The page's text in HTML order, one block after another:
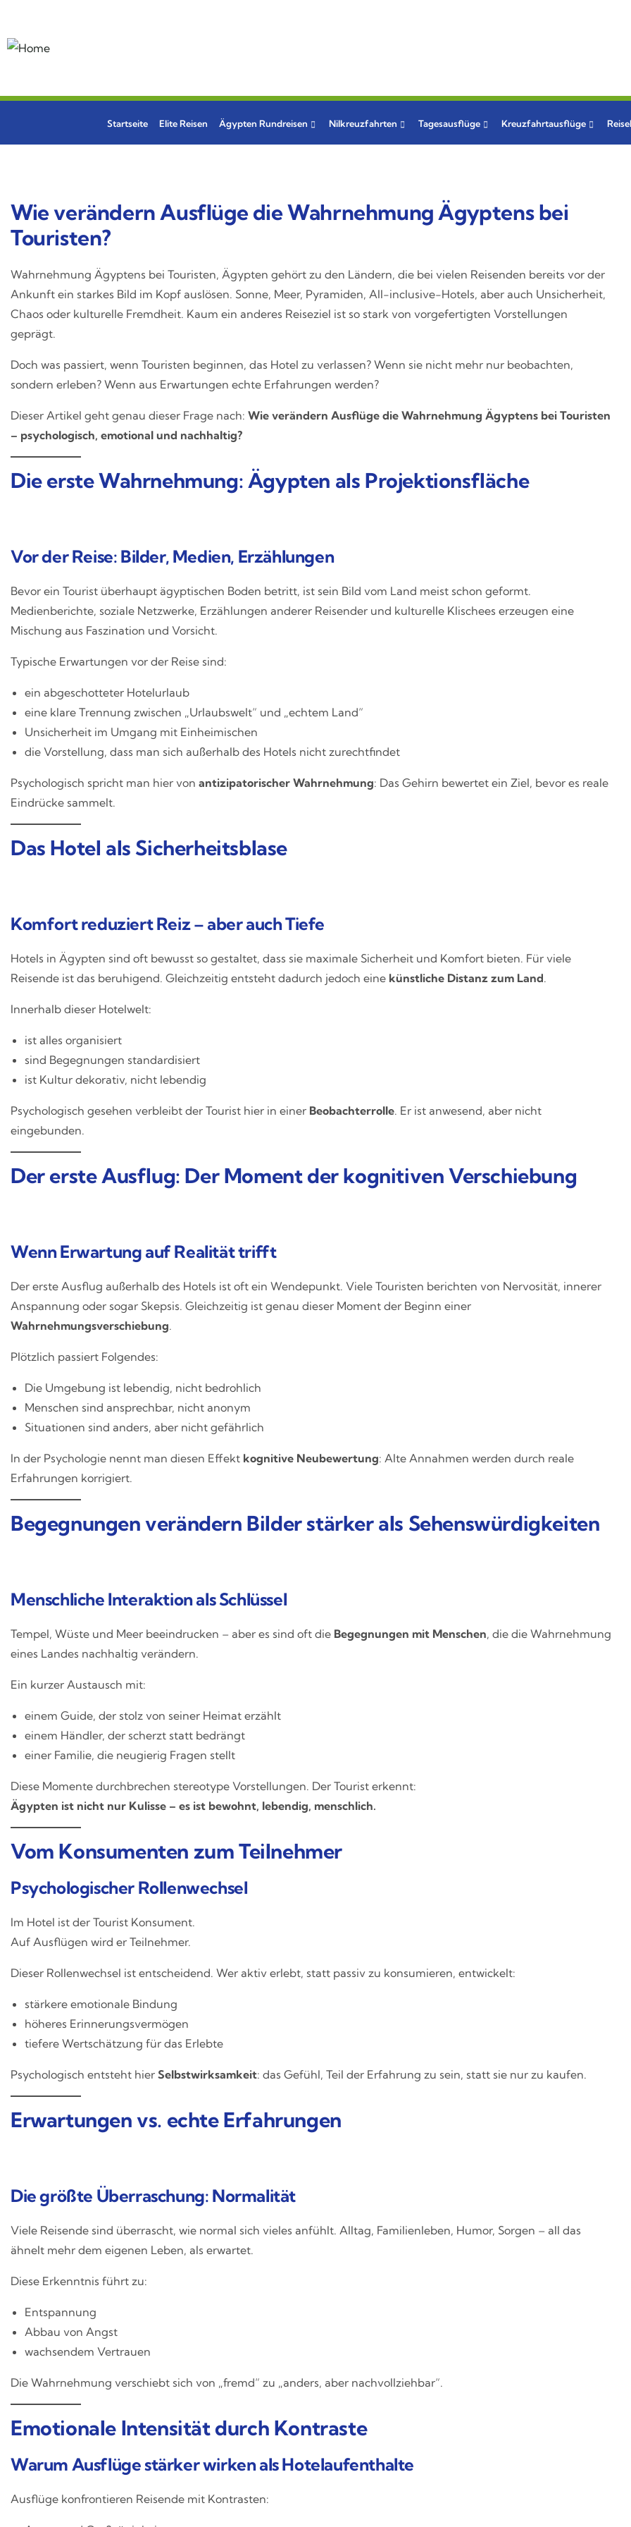
Startseite Elite Reisen Ägypten Rundreisen Nilkreuzfahrten Tagesausflüge Kreuzfahrtausflüge
Wie verändern Ausflüge die Wahrnehmung Ägyptens bei
Touristen?
Wahrnehmung Ägyptens bei Touristen, Ägypten gehört zu den Ländern, die bei vielen Reisenden bereits vor der
Ankunft ein starkes Bild im Kopf auslösen. Sonne, Meer, Pyramiden, All-inclusive-Hotels, aber auch Unsicherheit,
Chaos oder kulturelle Fremdheit. Kaum ein anderes Reiseziel ist so stark von vorgefertigten Vorstellungen
geprägt.
Doch was passiert, wenn Touristen beginnen, das Hotel zu verlassen? Wenn sie nicht mehr nur beobachten,
sondern erleben? Wenn aus Erwartungen echte Erfahrungen werden?
Dieser Artikel geht genau dieser Frage nach: Wie verändern Ausflüge die Wahrnehmung Ägyptens bei Touristen
– psychologisch, emotional und nachhaltig?
Die erste Wahrnehmung: Ägypten als Projektionsfläche
Vor der Reise: Bilder, Medien, Erzählungen
Bevor ein Tourist überhaupt ägyptischen Boden betritt, ist sein Bild vom Land meist schon geformt.
Medienberichte, soziale Netzwerke, Erzählungen anderer Reisender und kulturelle Klischees erzeugen eine
Mischung aus Faszination und Vorsicht.
Typische Erwartungen vor der Reise sind:
ein abgeschotteter Hotelurlaub
eine klare Trennung zwischen „Urlaubswelt“ und „echtem Land“
Unsicherheit im Umgang mit Einheimischen
die Vorstellung, dass man sich außerhalb des Hotels nicht zurechtfindet
Psychologisch spricht man hier von antizipatorischer Wahrnehmung: Das Gehirn bewertet ein Ziel, bevor es reale
Eindrücke sammelt.
Das Hotel als Sicherheitsblase
Komfort reduziert Reiz – aber auch Tiefe
Hotels in Ägypten sind oft bewusst so gestaltet, dass sie maximale Sicherheit und Komfort bieten. Für viele
Reisende ist das beruhigend. Gleichzeitig entsteht dadurch jedoch eine künstliche Distanz zum Land.
Innerhalb dieser Hotelwelt:
ist alles organisiert
sind Begegnungen standardisiert
ist Kultur dekorativ, nicht lebendig
Psychologisch gesehen verbleibt der Tourist hier in einer Beobachterrolle. Er ist anwesend, aber nicht
eingebunden.
Der erste Ausflug: Der Moment der kognitiven Verschiebung
Wenn Erwartung auf Realität trifft
Der erste Ausflug außerhalb des Hotels ist oft ein Wendepunkt. Viele Touristen berichten von Nervosität, innerer
Anspannung oder sogar Skepsis. Gleichzeitig ist genau dieser Moment der Beginn einer
Wahrnehmungsverschiebung.
Plötzlich passiert Folgendes:
Die Umgebung ist lebendig, nicht bedrohlich
Menschen sind ansprechbar, nicht anonym
Situationen sind anders, aber nicht gefährlich
In der Psychologie nennt man diesen Effekt kognitive Neubewertung: Alte Annahmen werden durch reale
Erfahrungen korrigiert.
Begegnungen verändern Bilder stärker als Sehenswürdigkeiten
Menschliche Interaktion als Schlüssel
Tempel, Wüste und Meer beeindrucken – aber es sind oft die Begegnungen mit Menschen, die die Wahrnehmung
eines Landes nachhaltig verändern.
Ein kurzer Austausch mit:
einem Guide, der stolz von seiner Heimat erzählt
einem Händler, der scherzt statt bedrängt
einer Familie, die neugierig Fragen stellt
Diese Momente durchbrechen stereotype Vorstellungen. Der Tourist erkennt:
Ägypten ist nicht nur Kulisse – es ist bewohnt, lebendig, menschlich.
Vom Konsumenten zum Teilnehmer
Psychologischer Rollenwechsel
Im Hotel ist der Tourist Konsument.
Auf Ausflügen wird er Teilnehmer.
Dieser Rollenwechsel ist entscheidend. Wer aktiv erlebt, statt passiv zu konsumieren, entwickelt:
stärkere emotionale Bindung
höheres Erinnerungsvermögen
tiefere Wertschätzung für das Erlebte
Psychologisch entsteht hier Selbstwirksamkeit: das Gefühl, Teil der Erfahrung zu sein, statt sie nur zu kaufen.
Erwartungen vs. echte Erfahrungen
Die größte Überraschung: Normalität
Viele Reisende sind überrascht, wie normal sich vieles anfühlt. Alltag, Familienleben, Humor, Sorgen – all das
ähnelt mehr dem eigenen Leben, als erwartet.
Diese Erkenntnis führt zu:
Entspannung
Abbau von Angst
wachsendem Vertrauen
Die Wahrnehmung verschiebt sich von „fremd“ zu „anders, aber nachvollziehbar“.
Emotionale Intensität durch Kontraste
Warum Ausflüge stärker wirken als Hotelaufenthalte
Ausflüge konfrontieren Reisende mit Kontrasten: